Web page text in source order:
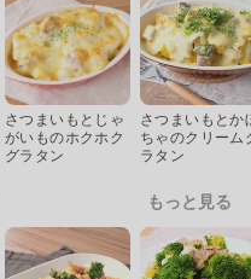
さつまいもとじゃ
がいものホクホク
グラタン
さつまいもとか
ちゃのクリーム
ラタン
もっと見る